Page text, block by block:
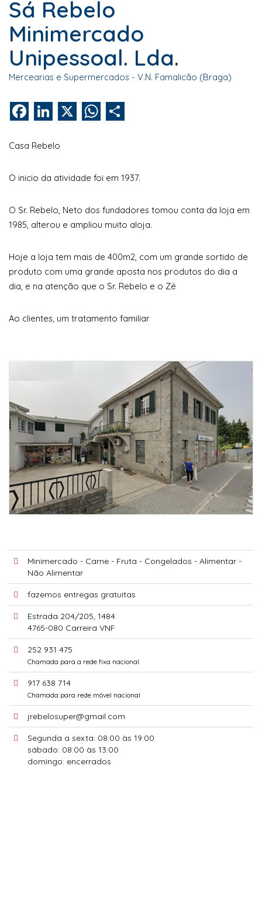
Sá Rebelo
Minimercado
Unipessoal. Lda.
Mercearias e Supermercados - V.N. Famalicão (Braga)
FacebookLinkedIn WhatsApp
Casa Rebelo
O inicio da atividade foi em 1937.
O Sr. Rebelo, Neto dos fundadores tomou conta da loja em
1985, alterou e ampliou muito aloja.
Hoje a loja tem mais de 400m2, com um grande sortido de
produto com uma grande aposta nos produtos do dia a
dia, e na atenção que o Sr. Rebelo e o Zé
Ao clientes, um tratamento familiar
Minimercado - Carne - Fruta - Congelados - Alimentar -
Não Alimentar
fazemos entregas gratuitas
Estrada 204/205, 1484
4765-080 Carreira VNF
252 931 475
Chamada para a rede fixa nacional
917 638 714
Chamada para rede móvel nacional
jrebelosuper@gmail.com
Segunda a sexta: 08:00 às 19:00
sábado: 08:00 às 13:00
domingo: encerrados